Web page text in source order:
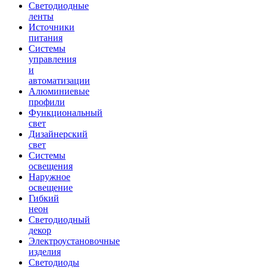
Светодиодные
ленты
Источники
питания
Системы
управления
и
автоматизации
Алюминиевые
профили
Функциональный
свет
Дизайнерский
свет
Системы
освещения
Наружное
освещение
Гибкий
неон
Светодиодный
декор
Электроустановочные
изделия
Светодиоды